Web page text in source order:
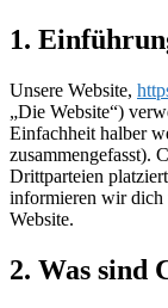
1.
Unsere Website,
„Die Website“)
Einfachheit halber
zusammengefasst).
Drittparteien
informieren wir dich
Website.
2. Was sind